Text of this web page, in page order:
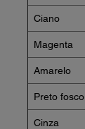
Ciano
Magenta
Amarelo
Preto fosco
Cinza